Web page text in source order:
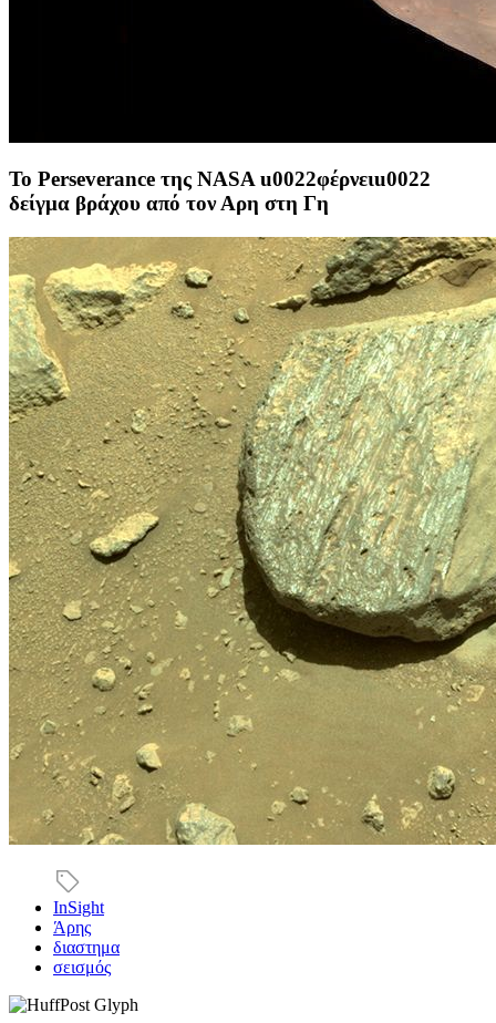
Το Perseverance της NASA u0022φέρνειu0022
δείγμα βράχου από τον Αρη στη Γη
InSight
Άρης
διαστημα
σεισμός